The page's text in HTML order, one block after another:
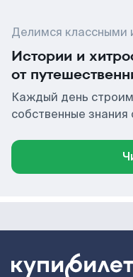
Делимся классными
Истории и
от
Каждый день
собственные знания